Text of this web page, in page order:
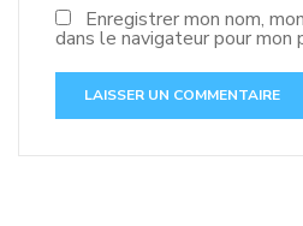
Enregistrer mon nom,
dans le navigateur pour mon